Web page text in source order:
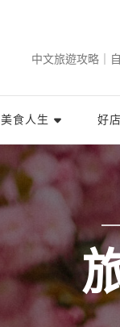
中文旅遊攻略｜
美食人生 好